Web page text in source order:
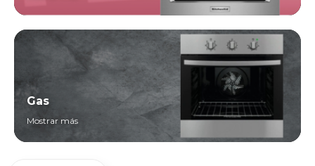
Gas
Mostrar más